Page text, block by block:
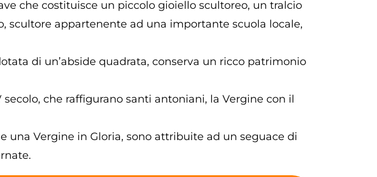
che costituisce un piccolo gioiello scultoreo, un tralcio
scultore appartenente ad una importante scuola locale,
di un’abside quadrata, conserva un ricco patrimonio
che raffigurano santi antoniani, la Vergine con il
una Vergine in Gloria, sono attribuite ad un seguace di